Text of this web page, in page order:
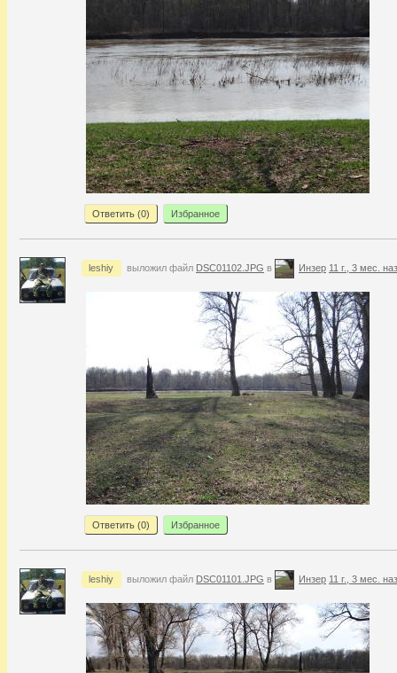
Ответить (0) Избранное
leshiy выложил файл DSC01102.JPG в Инзер 11 г., 3 мес.
Ответить (0) Избранное
leshiy выложил файл DSC01101.JPG в Инзер 11 г., 3 мес.